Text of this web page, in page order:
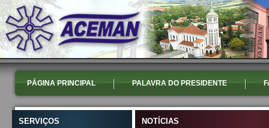
PÁGINA PRINCIPAL PALAVRA DO PRESIDENTE
SERVIÇOS NOTÍCIAS